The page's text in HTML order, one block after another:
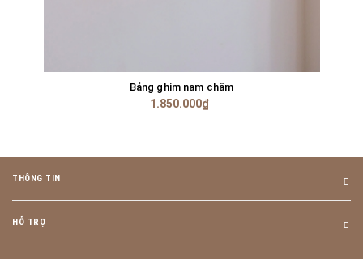
Bảng ghim nam châm
1.850.000₫
THÔNG TIN
HỖ TRỢ